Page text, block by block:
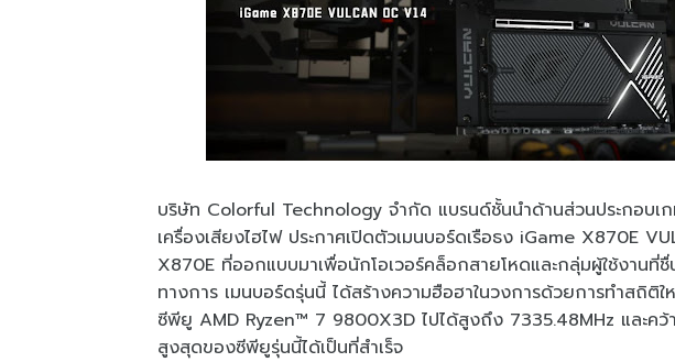
บริษัท Colorful Technology จำกัด แบรนด์ชั้นนำด้านส่วนประกอบ
เครื่องเสียงไฮไฟ ประกาศเปิดตัวเมนบอร์ดเรือธง iGame X870E
X870E ที่ออกแบบมาเพื่อนักโอเวอร์คล็อกสายโหดและกลุ่มผู้ใช้งานที่
ทางการ เมนบอร์ดรุ่นนี้ ได้สร้างความฮือฮาในวงการด้วยการทำสถิติ
ซีพียู AMD Ryzen™ 7 9800X3D ไปได้สูงถึง 7335.48MHz และค
สูงสุดของซีพียูรุ่นนี้ได้เป็นที่สำเร็จ